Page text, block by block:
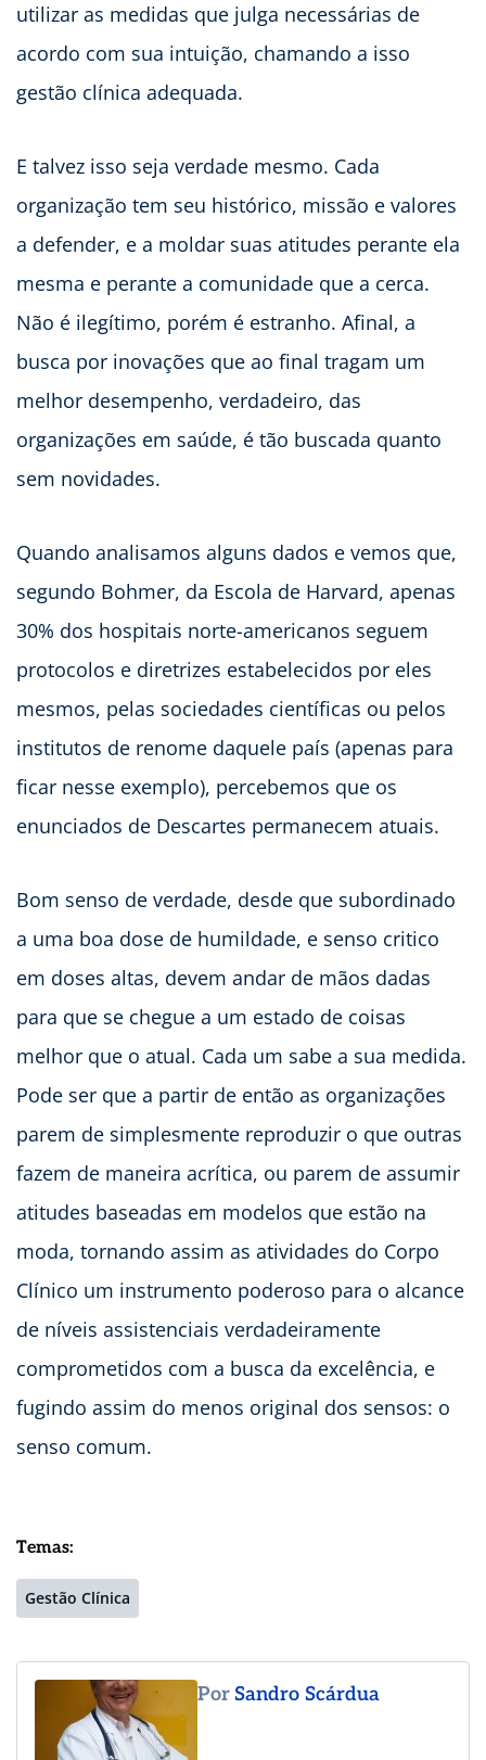
utilizar as medidas que julga necessárias de
acordo com sua intuição, chamando a isso
gestão clínica adequada.
E talvez isso seja verdade mesmo. Cada
organização tem seu histórico, missão e valores
a defender, e a moldar suas atitudes perante ela
mesma e perante a comunidade que a cerca.
Não é ilegítimo, porém é estranho. Afinal, a
busca por inovações que ao final tragam um
melhor desempenho, verdadeiro, das
organizações em saúde, é tão buscada quanto
sem novidades.
Quando analisamos alguns dados e vemos que,
segundo Bohmer, da Escola de Harvard, apenas
30% dos hospitais norte-americanos seguem
protocolos e diretrizes estabelecidos por eles
mesmos, pelas sociedades científicas ou pelos
institutos de renome daquele país (apenas para
ficar nesse exemplo), percebemos que os
enunciados de Descartes permanecem atuais.
Bom senso de verdade, desde que subordinado
a uma boa dose de humildade, e senso critico
em doses altas, devem andar de mãos dadas
para que se chegue a um estado de coisas
melhor que o atual. Cada um sabe a sua medida.
Pode ser que a partir de então as organizações
parem de simplesmente reproduzir o que outras
fazem de maneira acrítica, ou parem de assumir
atitudes baseadas em modelos que estão na
moda, tornando assim as atividades do Corpo
Clínico um instrumento poderoso para o alcance
de níveis assistenciais verdadeiramente
comprometidos com a busca da excelência, e
fugindo assim do menos original dos sensos: o
senso comum.
Temas:
Gestão Clínica
PorSandro Scárdua